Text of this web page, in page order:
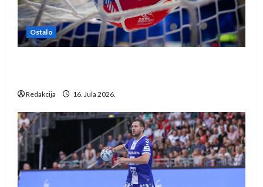
Ostalo
Redakcija 16. Jula 2026.